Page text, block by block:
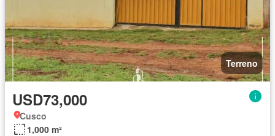
Terreno
USD73,000
Cusco
1,000 m²